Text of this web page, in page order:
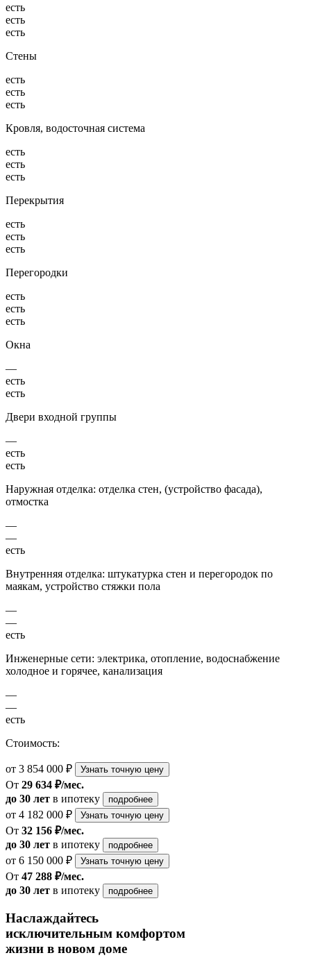
есть
есть
есть
Стены
есть
есть
есть
Кровля, водосточная система
есть
есть
есть
Перекрытия
есть
есть
есть
Перегородки
есть
есть
есть
Окна
—
есть
есть
Двери входной группы
—
есть
есть
Наружная отделка: отделка стен, (устройство фасада),
отмостка
—
—
есть
Внутренняя отделка: штукатурка стен и перегородок по
маякам, устройство стяжки пола
—
—
есть
Инженерные сети: электрика, отопление, водоснабжение
холодное и горячее, канализация
—
—
есть
Стоимость:
от 3 854 000 ₽ Узнать точную цену
От 29 634 ₽/мес.
до 30 лет в ипотеку подробнее
от 4 182 000 ₽ Узнать точную цену
От 32 156 ₽/мес.
до 30 лет в ипотеку подробнее
от 6 150 000 ₽ Узнать точную цену
От 47 288 ₽/мес.
до 30 лет в ипотеку подробнее
Наслаждайтесь
исключительным комфортом
жизни в новом доме